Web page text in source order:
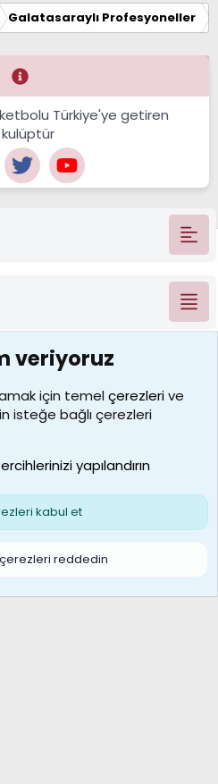
Galatasaraylı Profesyoneller
Türkiye'ye getiren
kulüptür
S
veriyoruz
için temelçerezlerive
isteğe bağlı çerezleri
yapılandırın
kabul et
reddedin